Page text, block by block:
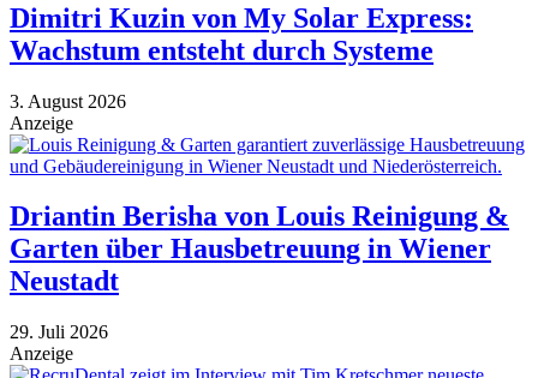
Dimitri Kuzin von My Solar Express:
Wachstum entsteht durch Systeme
3. August 2026
Anzeige
Driantin Berisha von Louis Reinigung &
Garten über Hausbetreuung in Wiener
Neustadt
29. Juli 2026
Anzeige